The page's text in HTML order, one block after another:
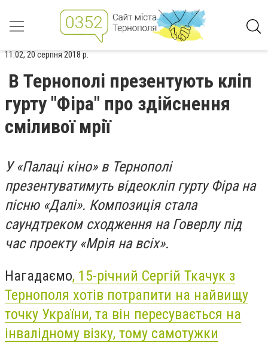
11:02, 20 серпня 2018 р.
В Тернополі презентують кліп
гурту "Фіра" про здійснення
сміливої мрії
У «Палаці кіно» в Тернополі
презентуватимуть відеокліп гурту Фіра на
пісню «Далі». Композиція стала
саундтреком сходження на Говерлу під
час проекту «Мрія на всіх».
Нагадаємо, 15-річний Сергій Ткачук з
Тернополя хотів потрапити на найвищу
точку України, та він пересувається на
інвалідному візку, тому самотужки